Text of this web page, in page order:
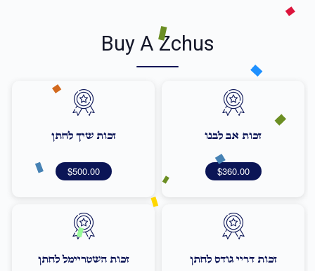
Buy A Zchus
זכות אב לבנו
$360.00
זכות שיך לחתן
$500.00
זכות דריי גודס לחתן זכות השטריימל לחתן